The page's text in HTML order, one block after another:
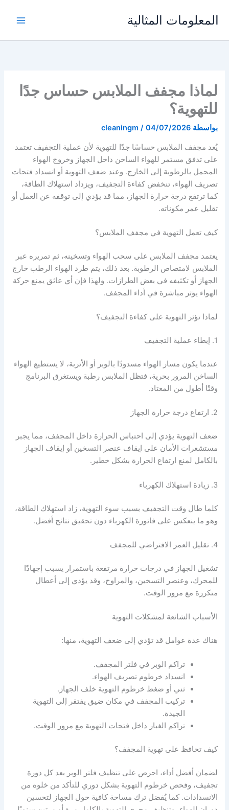
المعلومات المثالية
لماذا مجفف الملابس حساس جدًا
للتهوية؟
بواسطة cleaningm / 04/07/2026
يُعد مجفف الملابس حساسًا جدًا للتهوية لأن عملية التجفيف تعتمد
على تدفق مستمر للهواء الساخن داخل الجهاز وخروج الهواء
المحمل بالرطوبة إلى الخارج. وعند ضعف التهوية أو انسداد فتحات
تصريف الهواء، تنخفض كفاءة التجفيف، ويزداد استهلاك الطاقة،
كما ترتفع درجة حرارة الجهاز، مما قد يؤدي إلى توقفه عن العمل أو
تقليل عمر مكوناته.
كيف تعمل التهوية في مجفف الملابس؟
يعتمد مجفف الملابس على سحب الهواء وتسخينه، ثم تمريره عبر
الملابس لامتصاص الرطوبة. بعد ذلك، يتم طرد الهواء الرطب خارج
الجهاز أو تكثيفه في بعض الطرازات. ولهذا فإن أي عائق يمنع حركة
الهواء يؤثر مباشرة في أداء المجفف.
لماذا تؤثر التهوية على كفاءة التجفيف؟
1. إبطاء عملية التجفيف
عندما يكون مسار الهواء مسدودًا بالوبر أو الأتربة، لا يستطيع الهواء
الساخن المرور بحرية، فتظل الملابس رطبة ويستغرق البرنامج
وقتًا أطول من المعتاد.
2. ارتفاع درجة حرارة الجهاز
ضعف التهوية يؤدي إلى احتباس الحرارة داخل المجفف، مما يجبر
مستشعرات الأمان على إيقاف عنصر التسخين أو إيقاف الجهاز
بالكامل لمنع ارتفاع الحرارة بشكل خطير.
3. زيادة استهلاك الكهرباء
كلما طال وقت التجفيف بسبب سوء التهوية، زاد استهلاك الطاقة،
وهو ما ينعكس على فاتورة الكهرباء دون تحقيق نتائج أفضل.
4. تقليل العمر الافتراضي للمجفف
تشغيل الجهاز في درجات حرارة مرتفعة باستمرار يسبب إجهادًا
للمحرك، وعنصر التسخين، والمراوح، وقد يؤدي إلى أعطال
متكررة مع مرور الوقت.
الأسباب الشائعة لمشكلات التهوية
هناك عدة عوامل قد تؤدي إلى ضعف التهوية، منها:
تراكم الوبر في فلتر المجفف.
انسداد خرطوم تصريف الهواء.
ثني أو ضغط خرطوم التهوية خلف الجهاز.
تركيب المجفف في مكان ضيق يفتقر إلى التهوية
الجيدة.
تراكم الغبار داخل فتحات التهوية مع مرور الوقت.
كيف تحافظ على تهوية المجفف؟
لضمان أفضل أداء، احرص على تنظيف فلتر الوبر بعد كل دورة
تجفيف، وفحص خرطوم التهوية بشكل دوري للتأكد من خلوه من
الانسدادات. كما يُفضل ترك مساحة كافية حول الجهاز لتحسين